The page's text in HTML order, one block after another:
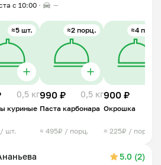
с 10:00 —
≈5 шт.
0,5 кг
куриные
шт.
≈2 порц.
990 ₽ 0,5 кг
Паста карбонара
≈ 495₽ / порц.
≈4 порц.
900 ₽
Окрошка
≈ 225₽ / порц.
5.0 (2)